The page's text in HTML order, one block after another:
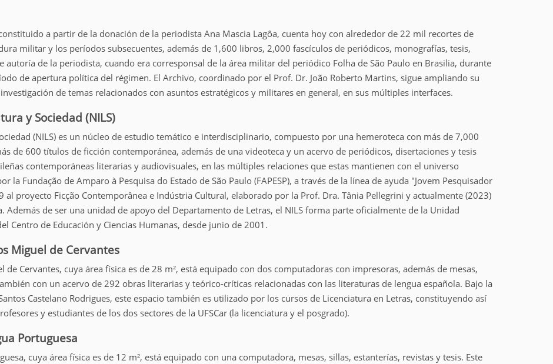
a partir de la donación de la periodista Ana Mascia Lagôa, cuenta hoy con alrededor de 22 mil recortes de
militar y los períodos subsecuentes, además de 1,600 libros, 2,000 fascículos de periódicos, monografías, tesis,
autoría de la periodista, cuando era corresponsal de la área militar del periódico Folha de São Paulo en Brasilia, durante
de apertura política del régimen. El Archivo, coordinado por el Prof. Dr. João Roberto Martins, sigue ampliando su
de temas relacionados con asuntos estratégicos y militares en general, en sus múltiples interfaces.
y Sociedad (NILS)
(NILS) es un núcleo de estudio temático e interdisciplinario, compuesto por una hemeroteca con más de 7,000
de 600 títulos de ficción contemporánea, además de una videoteca y un acervo de periódicos, disertaciones y tesis
contemporáneas literarias y audiovisuales, en las múltiples relaciones que estas mantienen con el universo
la Fundação de Amparo à Pesquisa do Estado de São Paulo (FAPESP), a través de la línea de ayuda "Jovem Pesquisador
al proyecto Ficção Contemporânea e Indústria Cultural, elaborado por la Prof. Dra. Tânia Pellegrini y actualmente (2023)
Además de ser una unidad de apoyo del Departamento de Letras, el NILS forma parte oficialmente de la Unidad
Centro de Educación y Ciencias Humanas, desde junio de 2001.
Miguel de Cervantes
Cervantes, cuya área física es de 28 m², está equipado con dos computadoras con impresoras, además de mesas,
con un acervo de 292 obras literarias y teórico-críticas relacionadas con las literaturas de lengua española. Bajo la
Castelano Rodrigues, este espacio también es utilizado por los cursos de Licenciatura en Letras, constituyendo así
y estudiantes de los dos sectores de la UFSCar (la licenciatura y el posgrado).
Portuguesa
cuya área física es de 12 m², está equipado con una computadora, mesas, sillas, estanterías, revistas y tesis. Este